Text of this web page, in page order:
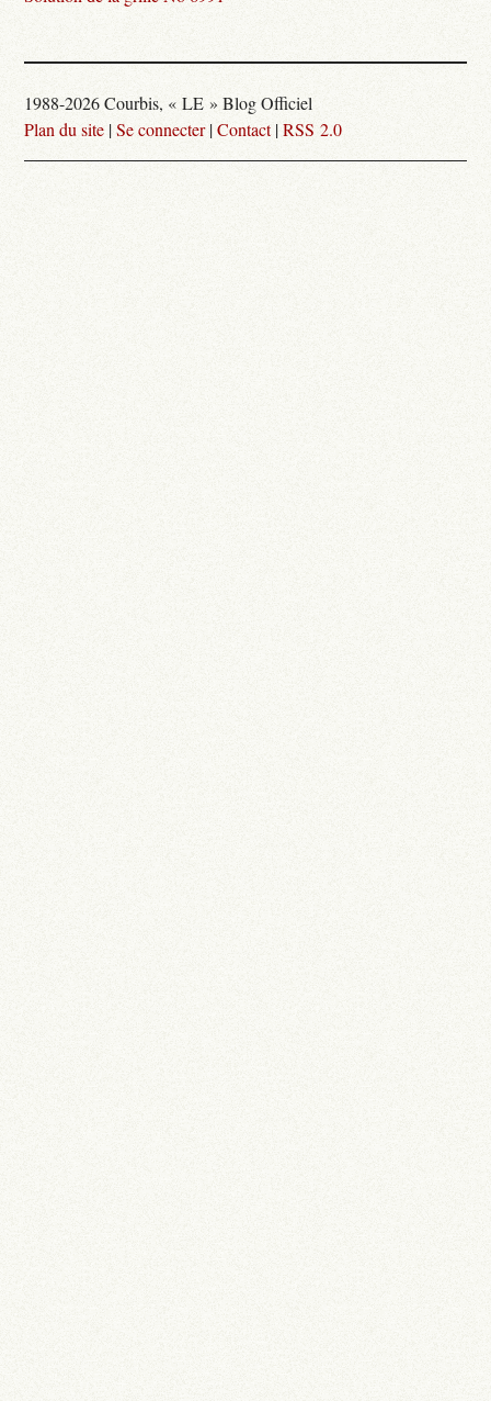
1988-2026 Courbis, « LE » Blog Officiel
Plan du site |Se connecter|Contact|RSS 2.0